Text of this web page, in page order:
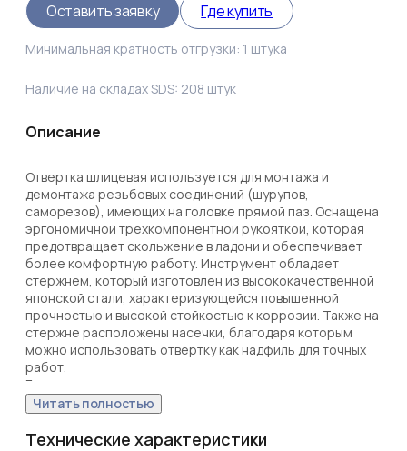
Оставить заявку Где купить
Минимальная кратность отгрузки: 1 штука
Наличие на складах SDS: 208 штук
Описание
Отвертка шлицевая используется для монтажа и
демонтажа резьбовых соединений (шурупов,
саморезов), имеющих на головке прямой паз. Оснащена
эргономичной трехкомпонентной рукояткой, которая
предотвращает скольжение в ладони и обеспечивает
более комфортную работу. Инструмент обладает
стержнем, который изготовлен из высококачественной
японской стали, характеризующейся повышенной
прочностью и высокой стойкостью к коррозии. Также на
стержне расположены насечки, благодаря которым
можно использовать отвертку как надфиль для точных
работ.
Благодаря оксидированному намагниченному
наконечнику крепежная деталь не упадет при
извлечении или установке. В основании инструмента
Читать полностью
Технические характеристики